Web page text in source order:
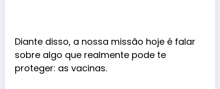
Diante disso, a nossa missão hoje é falar
sobre algo que realmente pode te
proteger: as vacinas.